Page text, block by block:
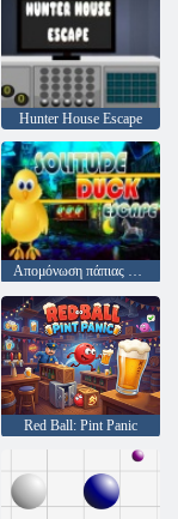
Hunter House Escape
Απομόνωση πάπιας μοναξιάς
Red Ball: Pint Panic